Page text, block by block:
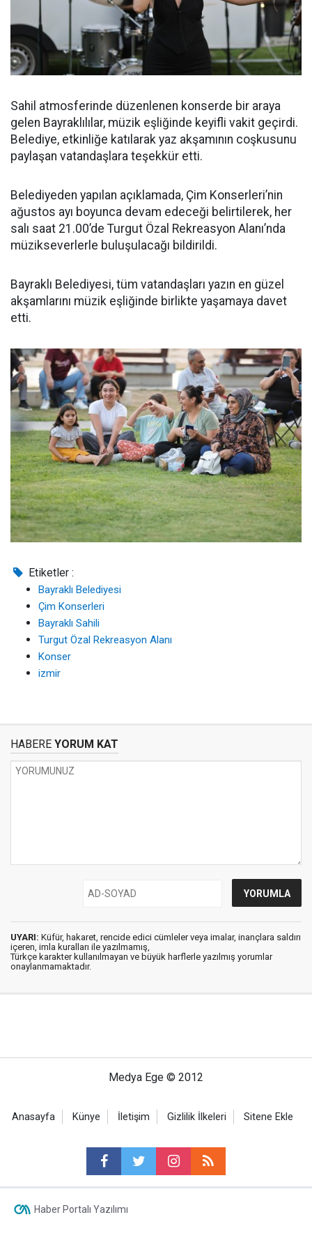
Sahil atmosferinde düzenlenen konserde bir araya
gelen Bayraklılılar, müzik eşliğinde keyifli vakit geçirdi.
Belediye, etkinliğe katılarak yaz akşamının coşkusunu
paylaşan vatandaşlara teşekkür etti.
Belediyeden yapılan açıklamada, Çim Konserleri’nin
ağustos ayı boyunca devam edeceği belirtilerek, her
salı saat 21.00’de Turgut Özal Rekreasyon Alanı’nda
müzikseverlerle buluşulacağı bildirildi.
Bayraklı Belediyesi, tüm vatandaşları yazın en güzel
akşamlarını müzik eşliğinde birlikte yaşamaya davet
etti.
Etiketler :
Bayraklı Belediyesi
Çim Konserleri
Bayraklı Sahili
Turgut Özal Rekreasyon Alanı
Konser
izmir
HABERE YORUM KAT
UYARI: Küfür, hakaret, rencide edici cümleler veya imalar, inançlara saldırı
içeren, imla kuralları ile yazılmamış,
Türkçe karakter kullanılmayan ve büyük harflerle yazılmış yorumlar
onaylanmamaktadır.
Medya Ege © 2012
Anasayfa Künye İletişim Gizlilik İlkeleri Sitene Ekle
Haber Portalı Yazılımı